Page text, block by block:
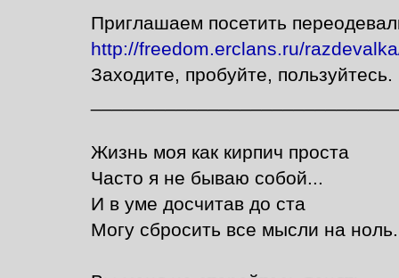
Приглашаем посетить
http://freedom.erclans.ru/
Заходите, пробуйте, пользуйтесь.
Жизнь моя как кирпич проста
Часто я не бываю собой...
И в уме досчитав до ста
Могу сбросить все мысли на